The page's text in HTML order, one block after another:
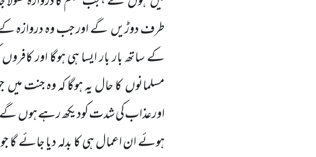
طرف دوڑیںگے اور جب وہ دروازہ
کے ساتھ بار بار ایسا ہی ہوگا اور کافروں
مسلمانوںکا حال یہ ہوگا کہ وہ جنت میں
اورعذاب کی شدت کودیکھ رہے ہوںگے
ہوئے ان اعمال ہی کا بدلہ دیا جائے گا